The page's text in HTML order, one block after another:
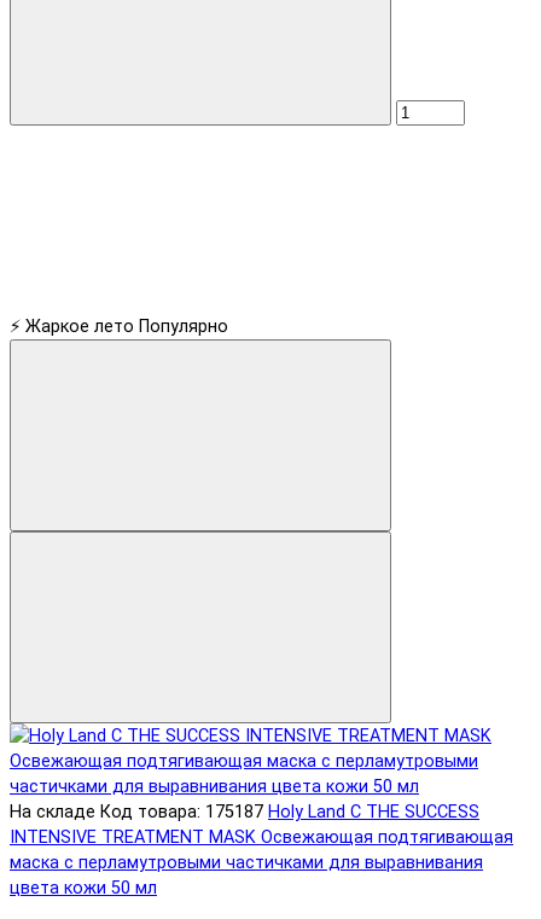
⚡ Жаркое лето Популярно
На складе Код товара: 175187 Holy Land C THE SUCCESS
INTENSIVE TREATMENT MASK Освежающая подтягивающая
маска с перламутровыми частичками для выравнивания
цвета кожи 50 мл